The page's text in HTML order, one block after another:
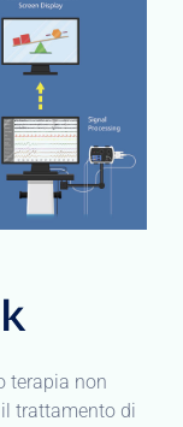
terapia non
trattamento di